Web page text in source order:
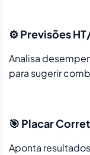
⚙️ Previsões
Analisa
para sugerir
🎯 Placar
Aponta